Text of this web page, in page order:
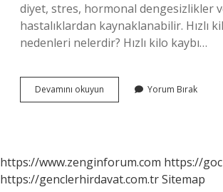
diyet, stres, hormonal dengesizlikler
hastalıklardan kaynaklanabilir. Hızlı
nedenleri nelerdir? Hızlı kilo kaybı…
Devamını okuyun
Kilo
Yorum Bırak
https://www.zenginforum.com https://
https://genclerhirdavat.com.trSitemap